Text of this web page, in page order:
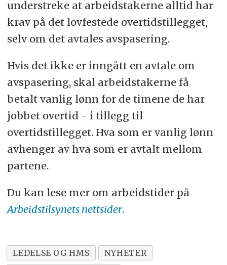
understreke at arbeidstakerne alltid har
krav på det lovfestede overtidstillegget,
selv om det avtales avspasering.
Hvis det ikke er inngått en avtale om
avspasering, skal arbeidstakerne få
betalt vanlig lønn for de timene de har
jobbet overtid - i tillegg til
overtidstillegget. Hva som er vanlig lønn
avhenger av hva som er avtalt mellom
partene.
Du kan lese mer om arbeidstider på
Arbeidstilsynets nettsider.
LEDELSE OG HMS
NYHETER